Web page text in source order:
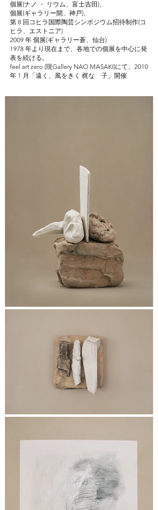
個展(ナノ ・ リウム、富士吉田)、
個展(ギャラリー開、神戸)、
第 8 回コヒラ国際陶芸シンポジウム招待制作(コ
ヒラ、エストニア)
2009 年 個展(ギャラリー蒼、仙台)
1978 年より現在まで、各地での個展を中心に発
表を続ける。
feel art zero (現Gallery NAO MASAKI)にて、2010
年 1 月「遠く、風をきく 梶なゝ子」開催